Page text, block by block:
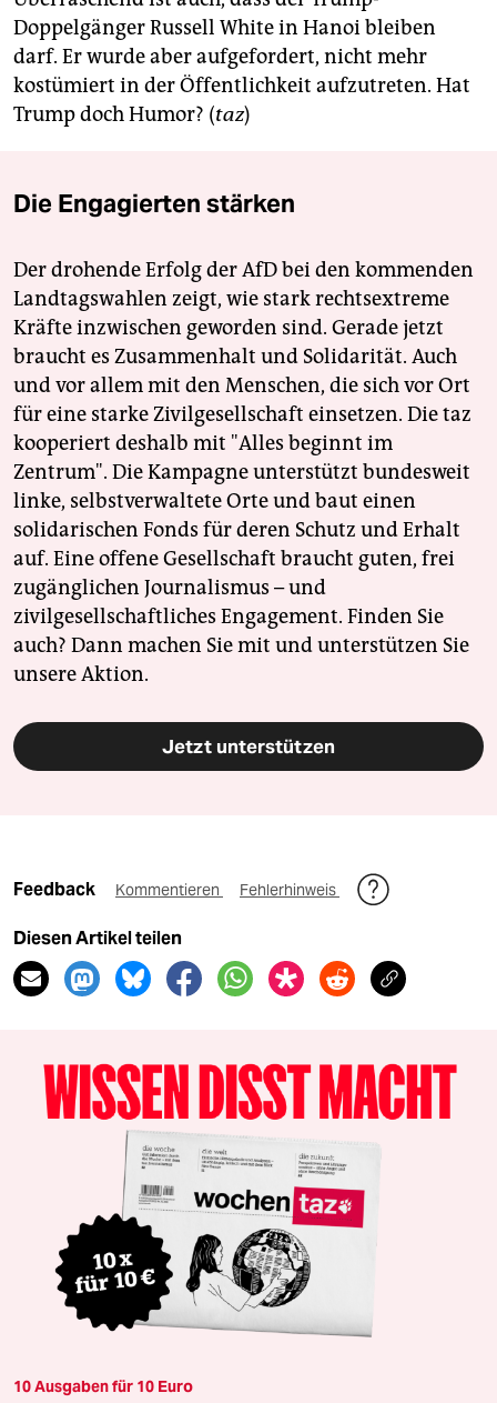
Doppelgänger Russell White in Hanoi bleiben
darf. Er wurde aber aufgefordert, nicht mehr
kostümiert in der Öffentlichkeit aufzutreten. Hat
Trump doch Humor? (taz)
Die Engagierten stärken
Der drohende Erfolg der AfD bei den kommenden
Landtagswahlen zeigt, wie stark rechtsextreme
Kräfte inzwischen geworden sind. Gerade jetzt
braucht es Zusammenhalt und Solidarität. Auch
und vor allem mit den Menschen, die sich vor Ort
für eine starke Zivilgesellschaft einsetzen. Die taz
kooperiert deshalb mit "Alles beginnt im
Zentrum". Die Kampagne unterstützt bundesweit
linke, selbstverwaltete Orte und baut einen
solidarischen Fonds für deren Schutz und Erhalt
auf. Eine offene Gesellschaft braucht guten, frei
zugänglichen Journalismus – und
zivilgesellschaftliches Engagement. Finden Sie
auch? Dann machen Sie mit und unterstützen Sie
unsere Aktion.
Jetzt unterstützen
Feedback Kommentieren Fehlerhinweis
Diesen Artikel teilen
10 Ausgaben für 10 Euro